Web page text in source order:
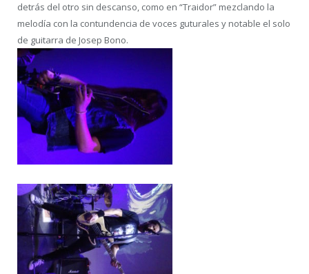
detrás del otro sin descanso, como en “Traidor” mezclando la
melodía con la contundencia de voces guturales y notable el solo
de guitarra de Josep Bono.